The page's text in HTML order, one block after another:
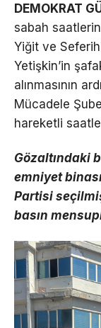
DEMOKRAT
sabah
Yiğit ve
Yetişkin’in
alınmasının
Mücadele
hareketli
Gözaltındaki
emniyet
Partisi
basın